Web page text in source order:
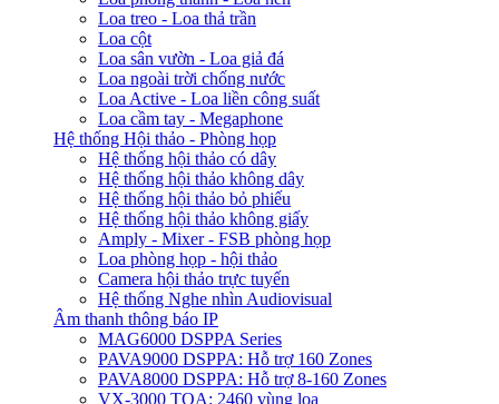
Loa treo - Loa thả trần
Loa cột
Loa sân vườn - Loa giả đá
Loa ngoài trời chống nước
Loa Active - Loa liền công suất
Loa cầm tay - Megaphone
Hệ thống Hội thảo - Phòng họp
Hệ thống hội thảo có dây
Hệ thống hội thảo không dây
Hệ thống hội thảo bỏ phiếu
Hệ thống hội thảo không giấy
Amply - Mixer - FSB phòng họp
Loa phòng họp - hội thảo
Camera hội thảo trực tuyến
Hệ thống Nghe nhìn Audiovisual
Âm thanh thông báo IP
MAG6000 DSPPA Series
PAVA9000 DSPPA: Hỗ trợ 160 Zones
PAVA8000 DSPPA: Hỗ trợ 8-160 Zones
VX-3000 TOA: 2460 vùng loa